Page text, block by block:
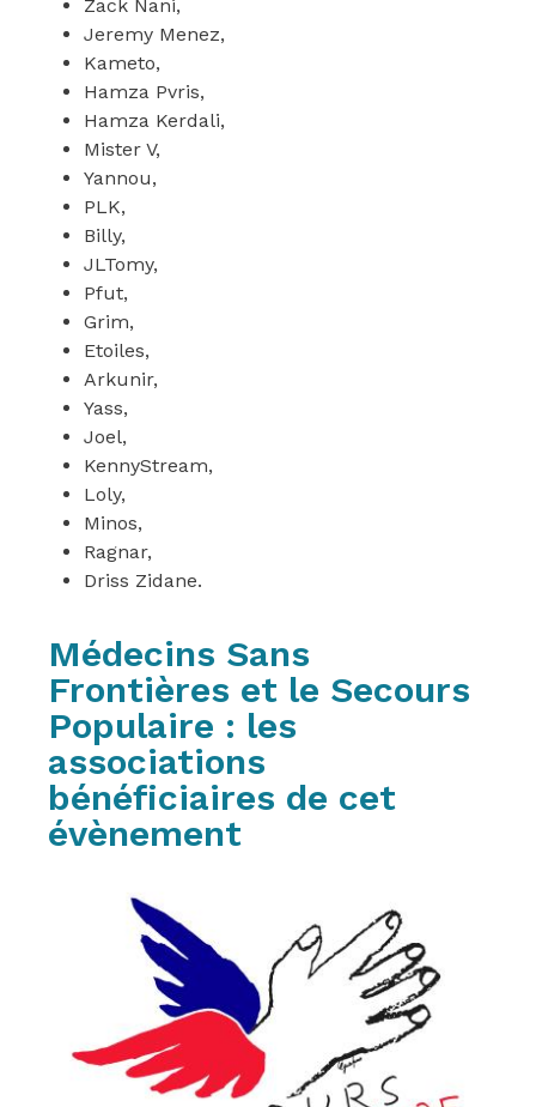
Zack Nani,
Jeremy Menez,
Kameto,
Hamza Pvris,
Hamza Kerdali,
Mister V,
Yannou,
PLK,
Billy,
JLTomy,
Pfut,
Grim,
Etoiles,
Arkunir,
Yass,
Joel,
KennyStream,
Loly,
Minos,
Ragnar,
Driss Zidane.
Médecins Sans
Frontières et le Secours
Populaire : les
associations
bénéficiaires de cet
évènement